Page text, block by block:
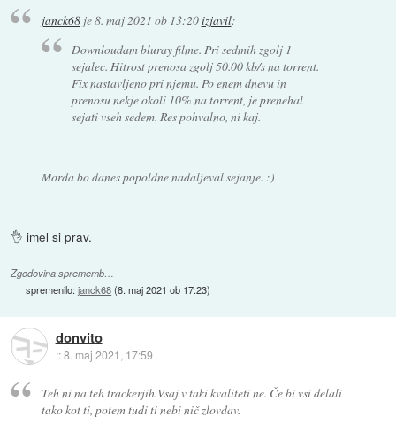
janck68je8. maj 2021 ob 13:20izjavil:
Downloudam bluray filme. Pri sedmih zgolj 1
sejalec. Hitrost prenosa zgolj 50.00 kb/s na torrent.
Fix nastavljeno pri njemu. Po enem dnevu in
prenosu nekje okoli 10% na torrent, je prenehal
sejati vseh sedem. Res pohvalno, ni kaj.
Morda bo danes popoldne nadaljeval sejanje. :)
👌 imel si prav.
Zgodovina sprememb…
spremenilo:janck68(8. maj 2021 ob 17:23)
donvito
::8. maj 2021, 17:59
Teh ni na teh trackerjih.Vsaj v taki kvaliteti ne. Če bi vsi delali
tako kot ti, potem tudi ti nebi nič zlovdav.